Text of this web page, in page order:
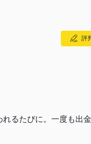
評
るたびに。一度も出